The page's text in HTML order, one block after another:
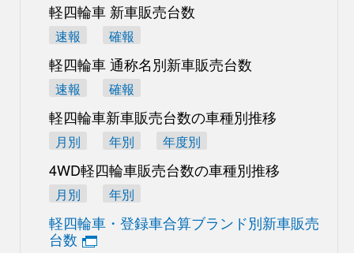
軽四輪車 新車販売台数
速報 確報
軽四輪車 通称名別新車販売台数
速報 確報
軽四輪車新車販売台数の車種別推移
月別 年別 年度別
4WD軽四輪車販売台数の車種別推移
月別 年別
軽四輪車・登録車合算ブランド別新車販売
台数